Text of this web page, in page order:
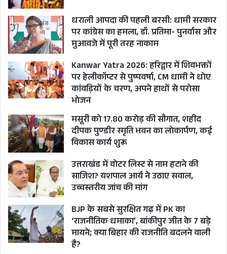
धराली आपदा की पहली बरसी: धामी सरकार
पर कांग्रेस का हमला, डॉ. प्रतिमा- पुनर्वास और
मुआवजे में पूरी तरह नाकाम
Kanwar Yatra 2026: हरिद्वार में शिवभक्तों
पर हेलीकॉप्टर से पुष्पवर्षा, CM धामी ने धोए
कांवड़ियों के चरण, अपने हाथों से परोसा
भोजन
मसूरी को 17.80 करोड़ की सौगात, शहीद
दीपक पुण्डीर स्मृति भवन का लोकार्पण, कई
विकास कार्य शुरू
उत्तराखंड में वोटर लिस्ट से नाम हटाने की
साजिश? यशपाल आर्य ने उठाए सवाल,
उच्चस्तरीय जांच की मांग
BJP के सबसे सुरक्षित गढ़ में PK का
‘राजनीतिक धमाका’, बांकीपुर जीत के 7 बड़े
मायने; क्या बिहार की राजनीति बदलने वाली
है?